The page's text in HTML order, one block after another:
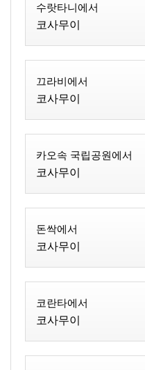
수랏타니에서
코사무이
끄라비에서
코사무이
카오속 국립공원에서
코사무이
돈싹에서
코사무이
코란타에서
코사무이